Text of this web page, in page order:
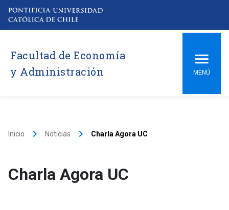
Facultad de Economía
y Administración
MENÚ
Inicio keyboard_arrow_right Noticias keyboard_arrow_right Charla Agora UC
Charla Agora UC